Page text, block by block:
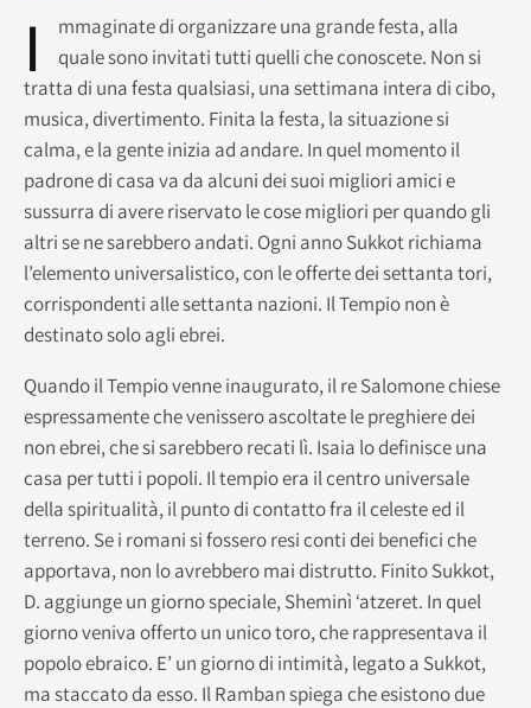
I
mmaginate di organizzare una grande festa, alla
quale sono invitati tutti quelli che conoscete. Non si
tratta di una festa qualsiasi, una settimana intera di cibo,
musica, divertimento. Finita la festa, la situazione si
calma, e la gente inizia ad andare. In quel momento il
padrone di casa va da alcuni dei suoi migliori amici e
sussurra di avere riservato le cose migliori per quando gli
altri se ne sarebbero andati. Ogni anno Sukkot richiama
l’elemento universalistico, con le offerte dei settanta tori,
corrispondenti alle settanta nazioni. Il Tempio non è
destinato solo agli ebrei.
Quando il Tempio venne inaugurato, il re Salomone chiese
espressamente che venissero ascoltate le preghiere dei
non ebrei, che si sarebbero recati lì. Isaia lo definisce una
casa per tutti i popoli. Il tempio era il centro universale
della spiritualità, il punto di contatto fra il celeste ed il
terreno. Se i romani si fossero resi conti dei benefici che
apportava, non lo avrebbero mai distrutto. Finito Sukkot,
D. aggiunge un giorno speciale, Sheminì ‘atzeret. In quel
giorno veniva offerto un unico toro, che rappresentava il
popolo ebraico. E’ un giorno di intimità, legato a Sukkot,
ma staccato da esso. Il Ramban spiega che esistono due